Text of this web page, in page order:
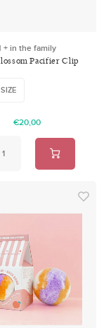
+ in the family
Pacifier Clip
€20,00